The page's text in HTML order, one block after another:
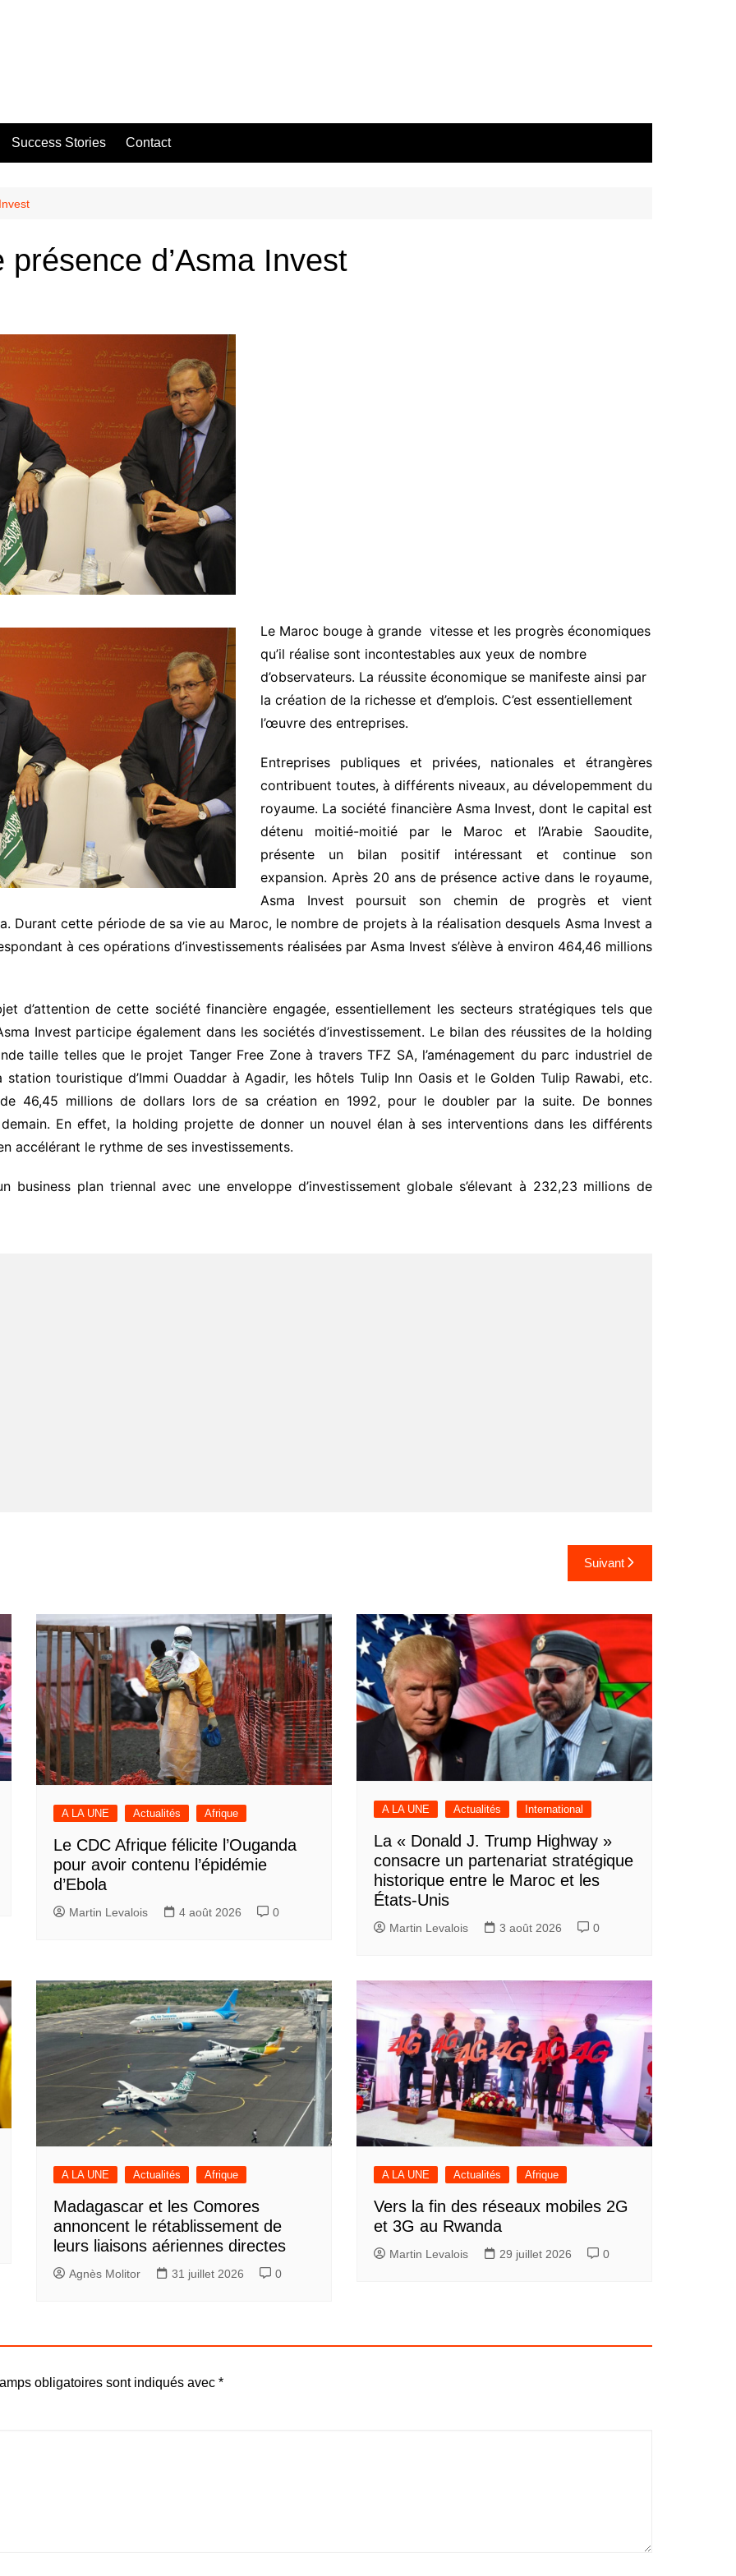
Success Stories Contact
d’Asma Invest
Le Maroc bouge à grande vitesse et les progrès économiques
qu’il réalise sont incontestables aux yeux de nombre
d’observateurs. La réussite économique se manifeste ainsi par
la création de la richesse et d’emplois. C’est essentiellement
l’œuvre des entreprises.
Entreprises publiques et privées, nationales et étrangères
contribuent toutes, à différents niveaux, au dévelopemment du
royaume. La société financière Asma Invest, dont le capital est
détenu moitié-moitié par le Maroc et l’Arabie Saoudite,
présente un bilan positif intéressant et continue son
expansion. Après 20 ans de présence active dans le royaume,
Asma Invest poursuit son chemin de progrès et vient
Durant cette période de sa vie au Maroc, le nombre de projets à la réalisation desquels Asma Invest a
à ces opérations d’investissements réalisées par Asma Invest s’élève à environ 464,46 millions
d’attention de cette société financière engagée, essentiellement les secteurs stratégiques tels que
Invest participe également dans les sociétés d’investissement. Le bilan des réussites de la holding
taille telles que le projet Tanger Free Zone à travers TFZ SA, l’aménagement du parc industriel de
touristique d’Immi Ouaddar à Agadir, les hôtels Tulip Inn Oasis et le Golden Tulip Rawabi, etc.
46,45 millions de dollars lors de sa création en 1992, pour le doubler par la suite. De bonnes
En effet, la holding projette de donner un nouvel élan à ses interventions dans les différents
accélérant le rythme de ses investissements.
business plan triennal avec une enveloppe d’investissement globale s’élevant à 232,23 millions de
Suivant
A LA UNE Actualités Afrique
Le CDC Afrique félicite l’Ouganda
pour avoir contenu l’épidémie
d’Ebola
Martin Levalois 4 août 2026 0
A LA UNE Actualités International
La « Donald J. Trump Highway »
consacre un partenariat stratégique
historique entre le Maroc et les
États-Unis
Martin Levalois 3 août 2026 0
A LA UNE Actualités Afrique
Madagascar et les Comores
annoncent le rétablissement de
leurs liaisons aériennes directes
Agnès Molitor 31 juillet 2026 0
A LA UNE Actualités Afrique
Vers la fin des réseaux mobiles 2G
et 3G au Rwanda
Martin Levalois 29 juillet 2026 0
obligatoires sont indiqués avec *